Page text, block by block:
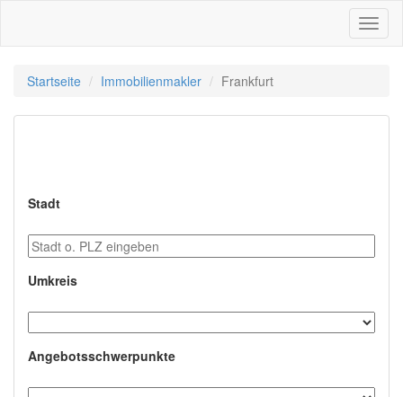
Startseite Immobilienmakler Frankfurt
Immobilienmakler in
Stadt
Umkreis
Angebotsschwerpunkte